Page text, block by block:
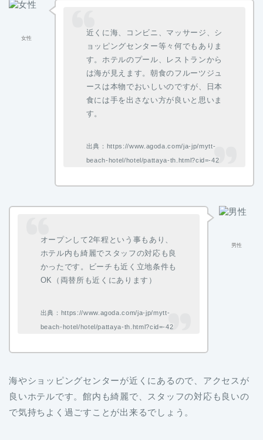
女性
近くに海、コンビニ、マッサージ、シ
ョッピングセンター等々何でもありま
す。ホテルのプール、レストランから
は海が見えます。朝食のフルーツジュ
ースは本物でおいしいのですが、日本
食には手を出さない方が良いと思いま
す。
出典：https://www.agoda.com/ja-jp/mytt-
beach-hotel/hotel/pattaya-th.html?cid=-42
男性
オープンして2年程という事もあり、
ホテル内も綺麗でスタッフの対応も良
かったです。ビーチも近く立地条件も
OK（両替所も近くにあります）
出典：https://www.agoda.com/ja-jp/mytt-
beach-hotel/hotel/pattaya-th.html?cid=-42
海やショッピングセンターが近くにあるので、アクセスが
良いホテルです。館内も綺麗で、スタッフの対応も良いの
で気持ちよく過ごすことが出来るでしょう。